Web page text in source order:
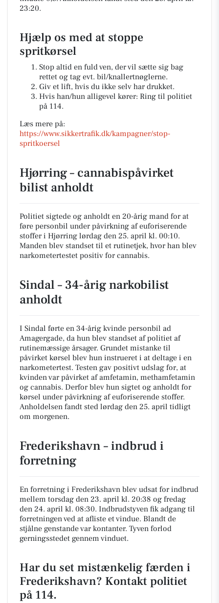
23:20.
Hjælp os med at stoppe
spritkørsel
Stop altid en fuld ven, der vil sætte sig bag
rettet og tag evt. bil/knallertnøglerne.
Giv et lift, hvis du ikke selv har drukket.
Hvis han/hun alligevel kører: Ring til politiet
på 114.
Læs mere på:
https://www.sikkertrafik.dk/kampagner/stop-
spritkoersel
Hjørring – cannabispåvirket
bilist anholdt
Politiet sigtede og anholdt en 20-årig mand for at
føre personbil under påvirkning af euforiserende
stoffer i Hjørring lørdag den 25. april kl. 00:10.
Manden blev standset til et rutinetjek, hvor han blev
narkometertestet positiv for cannabis.
Sindal – 34-årig narkobilist
anholdt
I Sindal førte en 34-årig kvinde personbil ad
Amagergade, da hun blev standset af politiet af
rutinemæssige årsager. Grundet mistanke til
påvirket kørsel blev hun instrueret i at deltage i en
narkometertest. Testen gav positivt udslag for, at
kvinden var påvirket af amfetamin, methamfetamin
og cannabis. Derfor blev hun sigtet og anholdt for
kørsel under påvirkning af euforiserende stoffer.
Anholdelsen fandt sted lørdag den 25. april tidligt
om morgenen.
Frederikshavn – indbrud i
forretning
En forretning i Frederikshavn blev udsat for indbrud
mellem torsdag den 23. april kl. 20:38 og fredag
den 24. april kl. 08:30. Indbrudstyven fik adgang til
forretningen ved at afliste et vindue. Blandt de
stjålne genstande var kontanter. Tyven forlod
gerningsstedet gennem vinduet.
Har du set mistænkelig færden i
Frederikshavn? Kontakt politiet
på 114.